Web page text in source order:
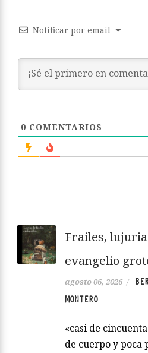
Notificar por email
0 COMENTARIOS
Frailes,
evangelio
agosto 06, 2026 /
MONTERO
«casi de
de cuerpo y poca